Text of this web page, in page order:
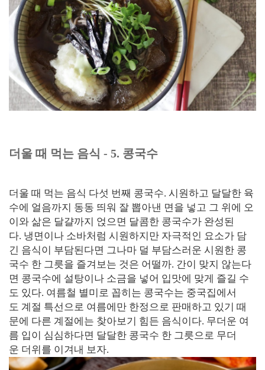
더울 때 먹는 음식 - 5. 콩국수
더울 때 먹는 음식 다섯 번째 콩국수. 시원하고 달달한 육
수에 얼음까지 동동 띄워 잘 뽑아낸 면을 넣고 그 위에 오
이와 삶은 달걀까지 얹으면 달콤한 콩국수가 완성된
다. 냉면이나 소바처럼 시원하지만 자극적인 요소가 담
긴 음식이 부담된다면 그나마 덜 부담스러운 시원한 콩
국수 한 그릇을 즐겨보는 것은 어떨까. 간이 맞지 않는다
면 콩국수에 설탕이나 소금을 넣어 입맛에 맞게 즐길 수
도 있다. 여름철 별미로 꼽히는 콩국수는 중국집에서
도 계절 특선으로 여름에만 한정으로 판매하고 있기 때
문에 다른 계절에는 찾아보기 힘든 음식이다. 무더운 여
름 입이 심심하다면 달달한 콩국수 한 그릇으로 무더
운 더위를 이겨내 보자.